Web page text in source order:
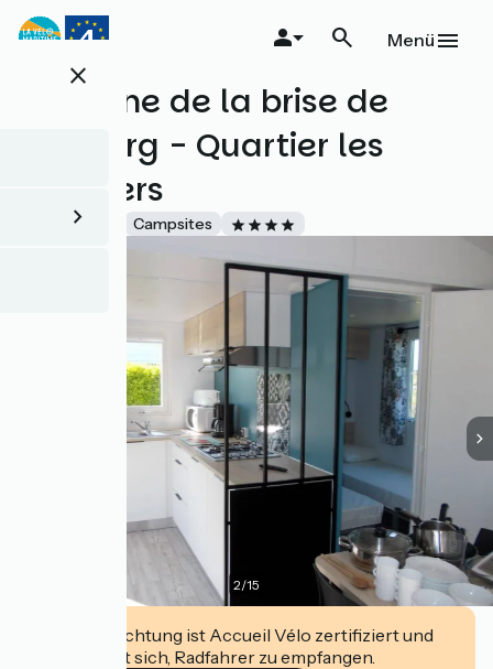
Direkt
zum
close
Menü
Domaine de la brise de
Cabourg - Quartier les
Peupliers
Accueil Vélo Campsites
2/15
Diese Einrichtung ist Accueil Vélo zertifiziert und
verpflichtet sich, Radfahrer zu empfangen.